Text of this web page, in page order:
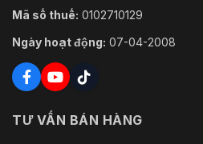
Mã số thuế: 0102710129
Ngày hoạt động: 07-04-2008
TƯ VẤN BÁN HÀNG